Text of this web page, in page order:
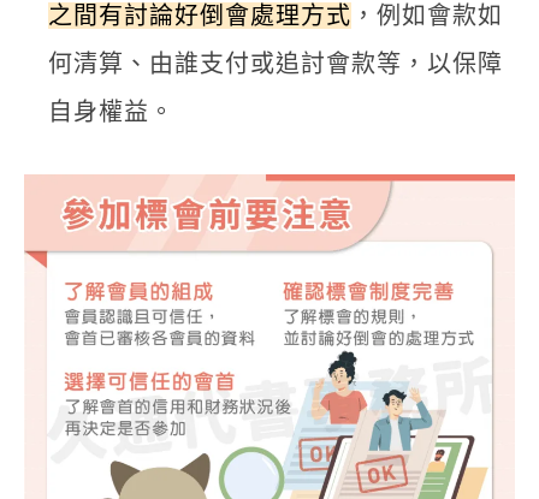
之間有討論好倒會處理方式 ，例如會款如
何清算、由誰支付或追討會款等，以保障
自身權益。